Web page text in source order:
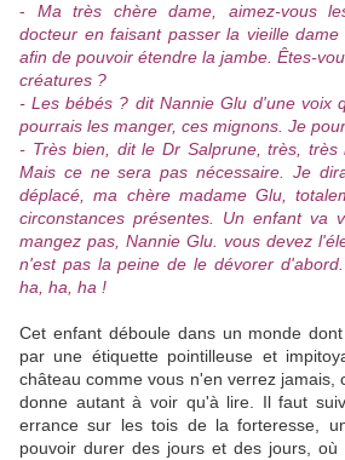
- Ma très chère dame, aimez-vous
docteur en faisant passer la vieille
afin de pouvoir étendre la jambe. Êtes-
créatures ?
- Les bébés ? dit Nannie Glu d'une voix
pourrais les manger, ces mignons. Je
- Très bien, dit le Dr Salprune, très, très
Mais ce ne sera pas nécessaire. Je
déplacé, ma chère madame Glu,
circonstances présentes. Un enfant va
mangez pas, Nannie Glu. vous devez
n'est pas la peine de le dévorer d'abord.
ha, ha, ha !
Cet enfant déboule dans un monde
par une étiquette pointilleuse et
château comme vous n'en verrez jamais,
donne autant à voir qu'à lire. Il faut
errance sur les tois de la forteresse,
pouvoir durer des jours et des jours,